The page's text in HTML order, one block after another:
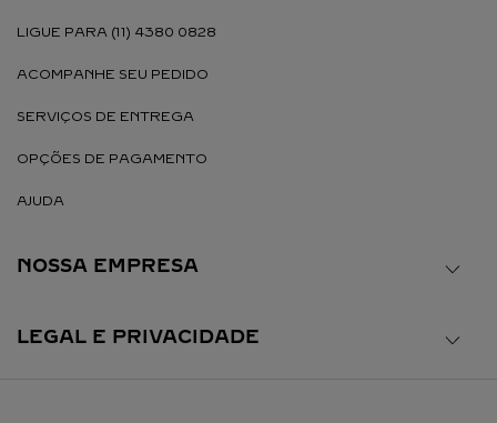
LIGUE PARA (11) 4380 0828
ACOMPANHE SEU PEDIDO
SERVIÇOS DE ENTREGA
OPÇÕES DE PAGAMENTO
AJUDA
NOSSA EMPRESA
LEGAL E PRIVACIDADE